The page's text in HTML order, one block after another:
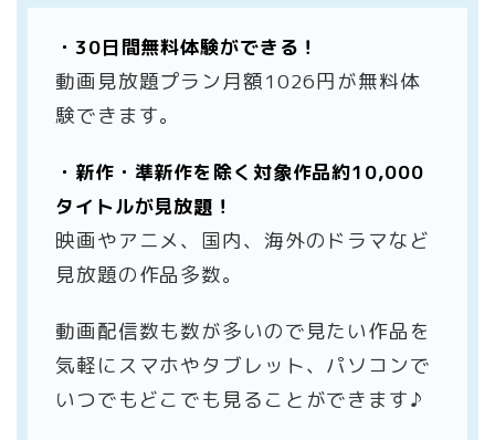
・30日間無料体験ができる！
動画見放題プラン月額1026円が無料体
験できます。
・新作・準新作を除く対象作品約10,000
タイトルが見放題！
映画やアニメ、国内、海外のドラマなど
見放題の作品多数。
動画配信数も数が多いので見たい作品を
気軽にスマホやタブレット、パソコンで
いつでもどこでも見ることができます♪